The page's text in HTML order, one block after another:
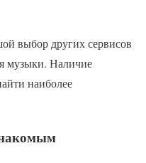
выбор других сервисов
музыки. Наличие
наиболее